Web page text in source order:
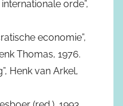
orde”,
economie”,
Thomas, 1976.
Henk van Arkel,